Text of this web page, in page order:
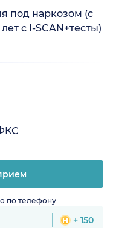
под наркозом (с
с I-SCAN+тесты)
по телефону
+ 150